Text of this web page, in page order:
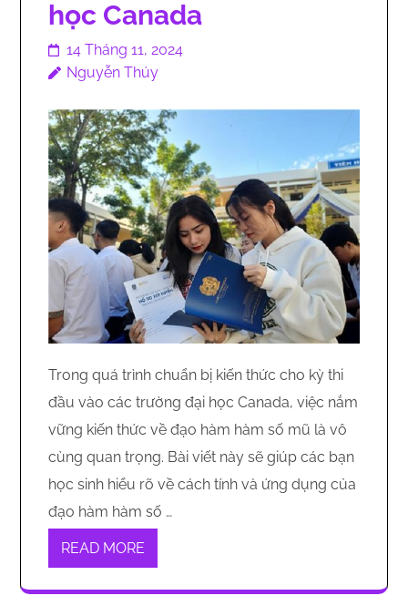
học Canada
14 Tháng 11, 2024
Nguyễn Thúy
Trong quá trình chuẩn bị kiến thức cho kỳ thi
đầu vào các trường đại học Canada, việc nắm
vững kiến thức về đạo hàm hàm số mũ là vô
cùng quan trọng. Bài viết này sẽ giúp các bạn
học sinh hiểu rõ về cách tính và ứng dụng của
đạo hàm hàm số …
READ MORE